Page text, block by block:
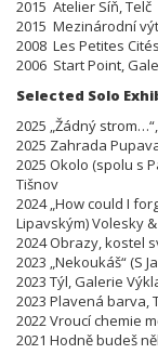
2015 Atelier Síň, Telč
2015 Mezinárodní
2008 Les Petites
2006 Start Point,
Selected Solo
2025 „Žádný
2025 Zahrada
2025 Okolo (spolu s
Tišnov
2024 „How could I
Lipavským) Volesky
2024 Obrazy, kostel
2023 „Nekoukáš“ (S
2023 Týl, Galerie
2023 Plavená barva,
2022 Vroucí chemie
2021 Hodně budeš